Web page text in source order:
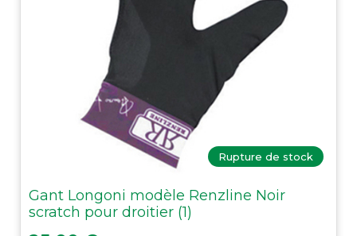
Rupture de stock
Gant Longoni modèle Renzline Noir
scratch pour droitier (1)